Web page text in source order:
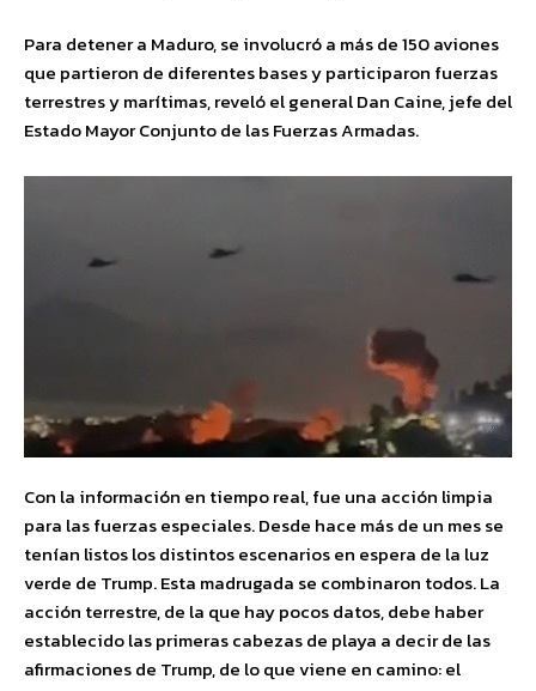
Para detener a Maduro, se involucró a más de 150 aviones
que partieron de diferentes bases y participaron fuerzas
terrestres y marítimas, reveló el general Dan Caine, jefe del
Estado Mayor Conjunto de las Fuerzas Armadas.
Con la información en tiempo real, fue una acción limpia
para las fuerzas especiales. Desde hace más de un mes se
tenían listos los distintos escenarios en espera de la luz
verde de Trump. Esta madrugada se combinaron todos. La
acción terrestre, de la que hay pocos datos, debe haber
establecido las primeras cabezas de playa a decir de las
afirmaciones de Trump, de lo que viene en camino: el